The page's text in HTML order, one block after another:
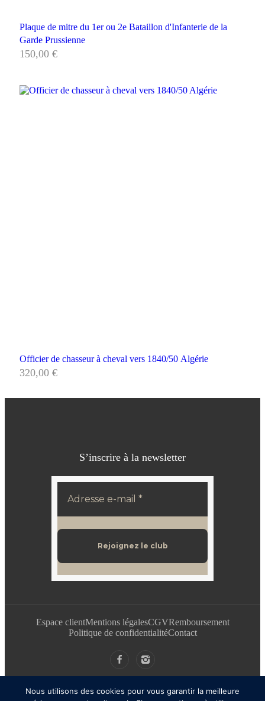
Plaque de mitre du 1er ou 2e Bataillon d'Infanterie de la
Garde Prussienne
150,00 €
Officier de chasseur à cheval vers 1840/50 Algérie
320,00 €
S’inscrire à la newsletter
Espace clientMentions légalesCGVRemboursement
Politique de confidentialitéContact
COPYRIGHT© 2025 | Design WebdesignStudio 🤍
Nous utilisons des cookies pour vous garantir la meilleure